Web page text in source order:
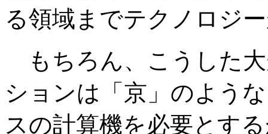
る領域までテクノロジ
もちろん、こうした
ションは「京」のよう
スの計算機を必要とす